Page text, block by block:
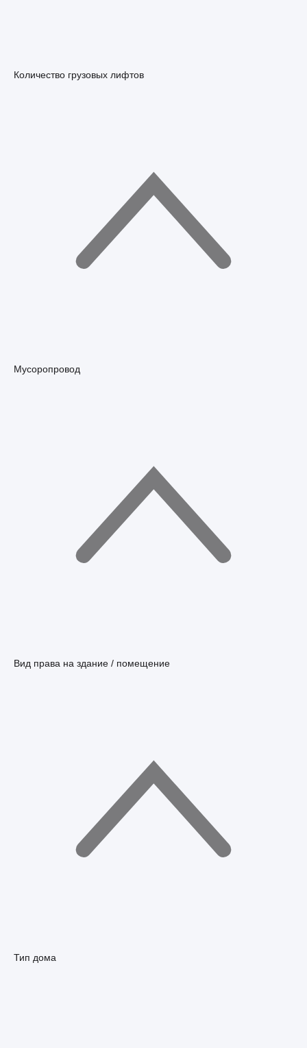
Количество грузовых лифтов
Мусоропровод
Вид права на здание / помещение
Тип дома